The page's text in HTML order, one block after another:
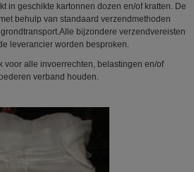
in geschikte kartonnen dozen en/of kratten. De
behulp van standaard verzendmethoden
bijzondere verzendvereisten
leverancier worden besproken.
voor alle invoerrechten, belastingen en/of
verband houden.